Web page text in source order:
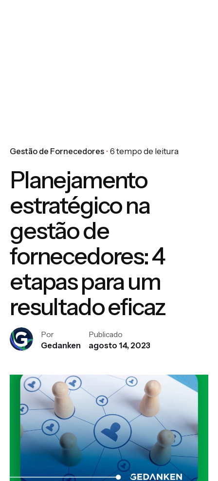
Gestão de Fornecedores 6 tempo de leitura
Planejamento
estratégico na
gestão de
fornecedores: 4
etapas para um
resultado eficaz
Por
Gedanken
Publicado
agosto 14, 2023